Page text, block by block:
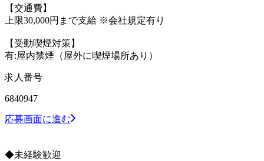
【交通費】
上限30,000円まで支給 ※会社規定有り
【受動喫煙対策】
有:屋内禁煙（屋外に喫煙場所あり）
求人番号
6840947
応募画面に進む
◆未経験歓迎